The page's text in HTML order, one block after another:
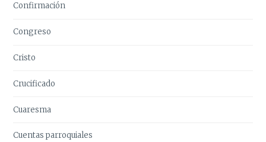
Confirmación
Congreso
Cristo
Crucificado
Cuaresma
Cuentas parroquiales